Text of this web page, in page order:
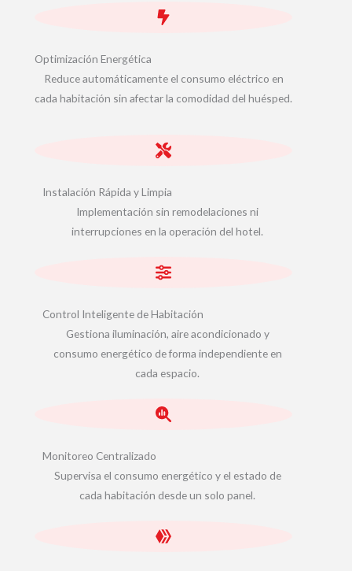
Optimización Energética
Reduce automáticamente el consumo eléctrico en
cada habitación sin afectar la comodidad del huésped.
Instalación Rápida y Limpia
Implementación sin remodelaciones ni
interrupciones en la operación del hotel.
Control Inteligente de Habitación
Gestiona iluminación, aire acondicionado y
consumo energético de forma independiente en
cada espacio.
Monitoreo Centralizado
Supervisa el consumo energético y el estado de
cada habitación desde un solo panel.